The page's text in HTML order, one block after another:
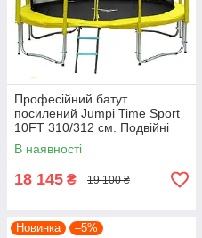
Професійний батут
посилений Jumpi Time Sport
10FT 310/312 см. Подвійні
ноги!
В наявності
18 145 ₴ 19 100 ₴
Новинка –5%